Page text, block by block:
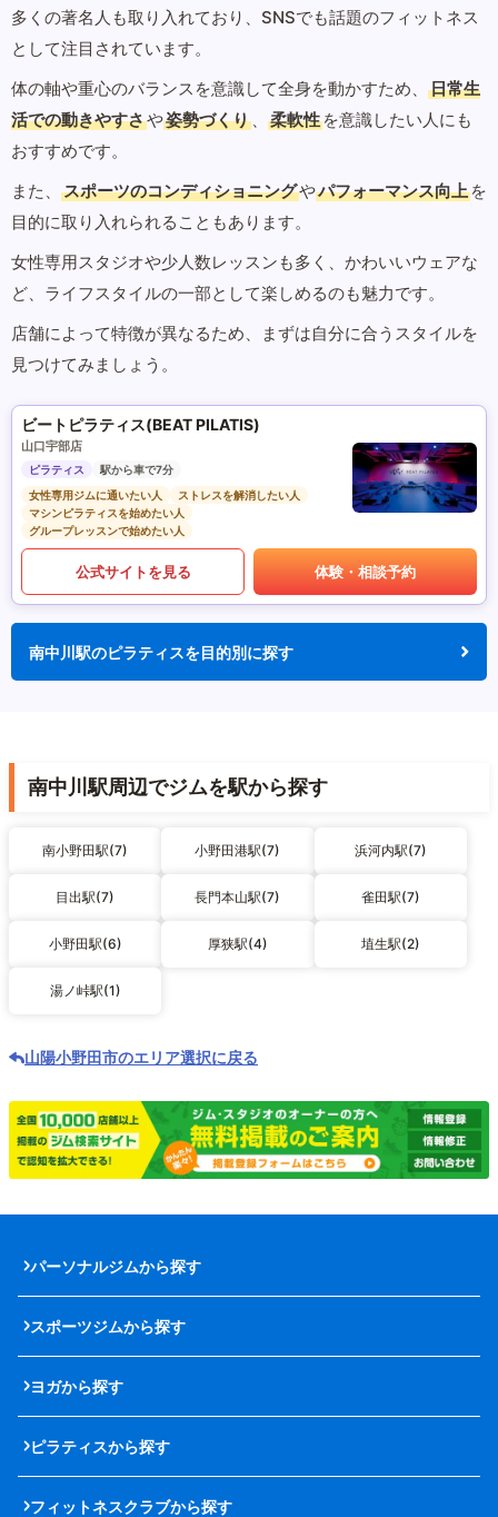
多くの著名人も取り入れており、SNSでも話題のフィットネス
として注目されています。
体の軸や重心のバランスを意識して全身を動かすため、
日常生
活での動きやすさや姿勢づくり 、 柔軟性 を意識したい人にも
おすすめです。
また、
スポーツのコンディショニングやパフォーマンス向上 を
目的に取り入れられることもあります。
女性専用スタジオや少人数レッスンも多く、かわいいウェアな
ど、ライフスタイルの一部として楽しめるのも魅力です。
店舗によって特徴が異なるため、まずは自分に合うスタイルを
見つけてみましょう。
ビートピラティス(BEAT PILATIS)
山口宇部店
ピラティス
駅から車で7分
女性専用ジムに通いたい人
ストレスを解消したい人
マシンピラティスを始めたい人
グループレッスンで始めたい人
公式サイトを見る 体験・相談予約
南中川駅のピラティスを目的別に探す
南中川駅周辺でジムを駅から探す
南小野田駅(7) 小野田港駅(7) 浜河内駅(7)
目出駅(7) 長門本山駅(7) 雀田駅(7)
小野田駅(6) 厚狭駅(4) 埴生駅(2)
湯ノ峠駅(1)
山陽小野田市のエリア選択に戻る
パーソナルジムから探す
スポーツジムから探す
ヨガから探す
ピラティスから探す
フィットネスクラブから探す